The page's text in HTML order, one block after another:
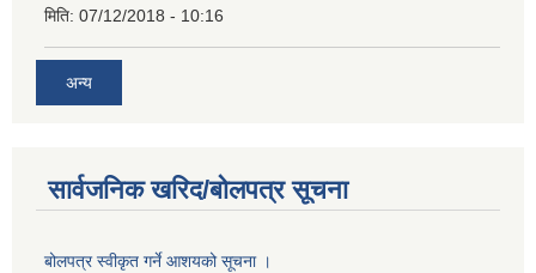
मिति: 07/12/2018 - 10:16
अन्य
सार्वजनिक खरिद/बोलपत्र सूचना
बोलपत्र स्वीकृत गर्ने आशयको सूचना ।